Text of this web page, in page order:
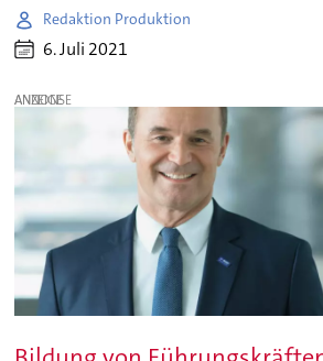
Redaktion Produktion
6. Juli 2021
ANZEIGE